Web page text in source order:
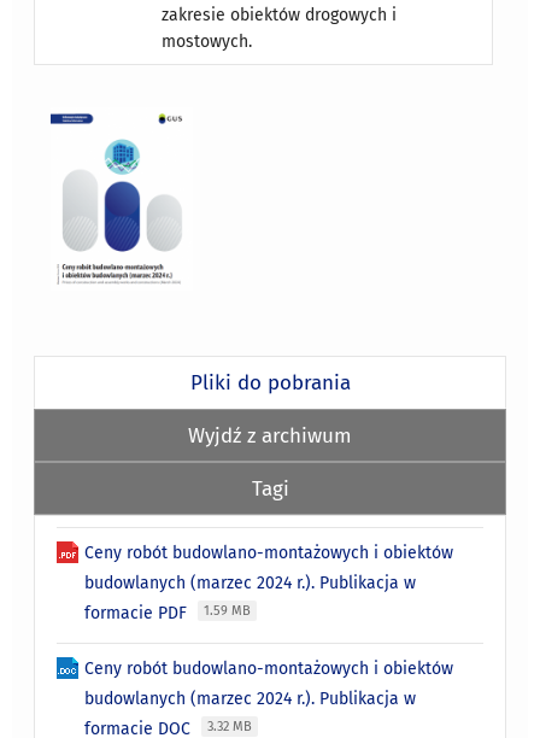
zakresie obiektów drogowych i
mostowych.
Pliki do pobrania
Wyjdź z archiwum
Tagi
Ceny robót budowlano-montażowych i obiektów
budowlanych (marzec 2024 r.). Publikacja w
formacie PDF
1.59 MB
Ceny robót budowlano-montażowych i obiektów
budowlanych (marzec 2024 r.). Publikacja w
formacie DOC
3.32 MB